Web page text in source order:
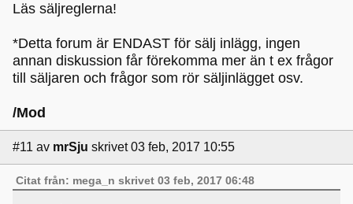
Läs säljreglerna!
*Detta forum är ENDAST för sälj inlägg, ingen
annan diskussion får förekomma mer än t ex frågor
till säljaren och frågor som rör säljinlägget osv.
/Mod
#11 av mrSju skrivet 03 feb, 2017 10:55
Citat från: mega_n skrivet 03 feb, 2017 06:48